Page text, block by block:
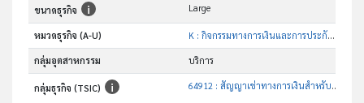
ขนาดธุรกิจ Large
หมวดธุรกิจ (A-U) K : กิจกรรมทางการเงินและการประกันภัย
กลุ่มอุตสาหกรรม บริการ
กลุ่มธุรกิจ (TSIC) 64912 : สัญญาเช่าทางการเงินสำหรับเครื่องจักรและอุปกรณ์เพื่อ การดำเนินธุรกิจ